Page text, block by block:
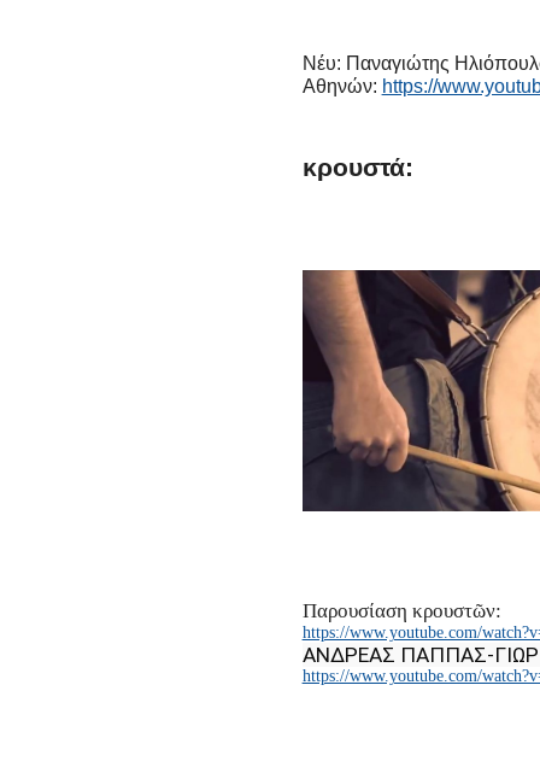
Νέυ: Παναγιώτης
Αθηνών: https://
κρουστά:
Παρουσίαση κρουστῶν:
https://www.youtube.com/
ΑΝΔΡΕΑΣ ΠΑΠΠΑΣ-
https://www.youtube.com/